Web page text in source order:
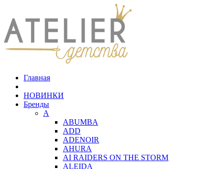
Главная
НОВИНКИ
Бренды
A
ABUMBA
ADD
ADENOIR
AHURA
AI RAIDERS ON THE STORM
ALEIDA